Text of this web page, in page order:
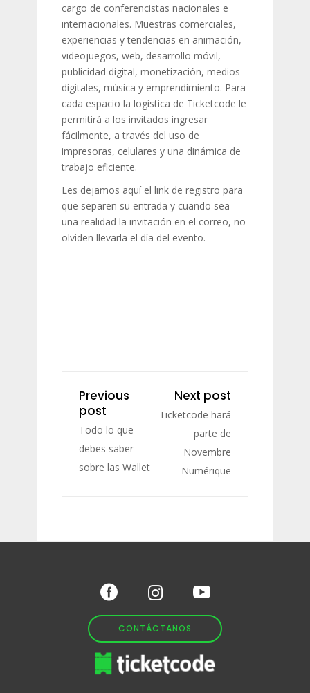
cargo de conferencistas nacionales e
internacionales. Muestras comerciales,
experiencias y tendencias en animación,
videojuegos, web, desarrollo móvil,
publicidad digital, monetización, medios
digitales, música y emprendimiento. Para
cada espacio la logística de Ticketcode le
permitirá a los invitados ingresar
fácilmente, a través del uso de
impresoras, celulares y una dinámica de
trabajo eficiente.
Les dejamos aquí el link de registro para
que separen su entrada y cuando sea
una realidad la invitación en el correo, no
olviden llevarla el día del evento.
Previous
post
Todo lo que
debes saber
sobre las Wallet
Next post
Ticketcode hará
parte de
Novembre
Numérique
CONTÁCTANOS